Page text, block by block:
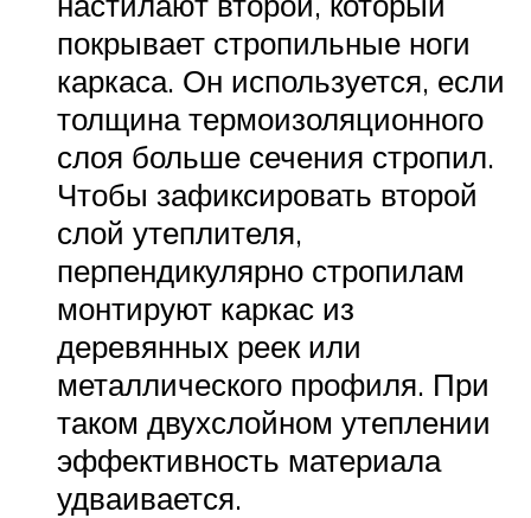
покрывает стропильные ноги
каркаса. Он используется, если
толщина термоизоляционного
слоя больше сечения стропил.
Чтобы зафиксировать второй
слой утеплителя,
перпендикулярно стропилам
монтируют каркас из
деревянных реек или
металлического профиля. При
таком двухслойном утеплении
эффективность материала
удваивается.